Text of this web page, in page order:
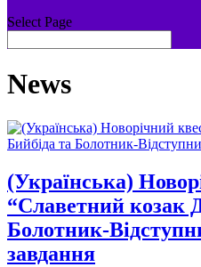
Select Page
News
(Українська)
“Славетний козак
Болотник-
завдання